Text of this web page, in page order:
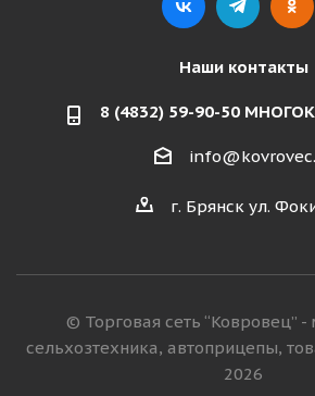
Наши контакты
8 (4832) 59-90-50
г. Брянск ул.
© Торговая сеть “Ковровец” -
сельхозтехника, автоприцепы,
2026